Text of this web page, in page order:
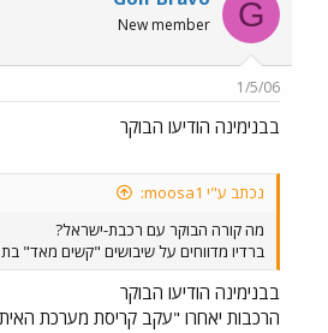
G
New member
1/5/06
בבנימינה הודיעו הבוקר
נכתב ע"י moosa1:
מה קורה הבוקר עם רכבת-ישראל?
ברדיו מדווחים על שיבושים "קשים מאד"
בבנימינה הודיעו הבוקר
הרכבות יאחרו "עקב קריסת מערכת